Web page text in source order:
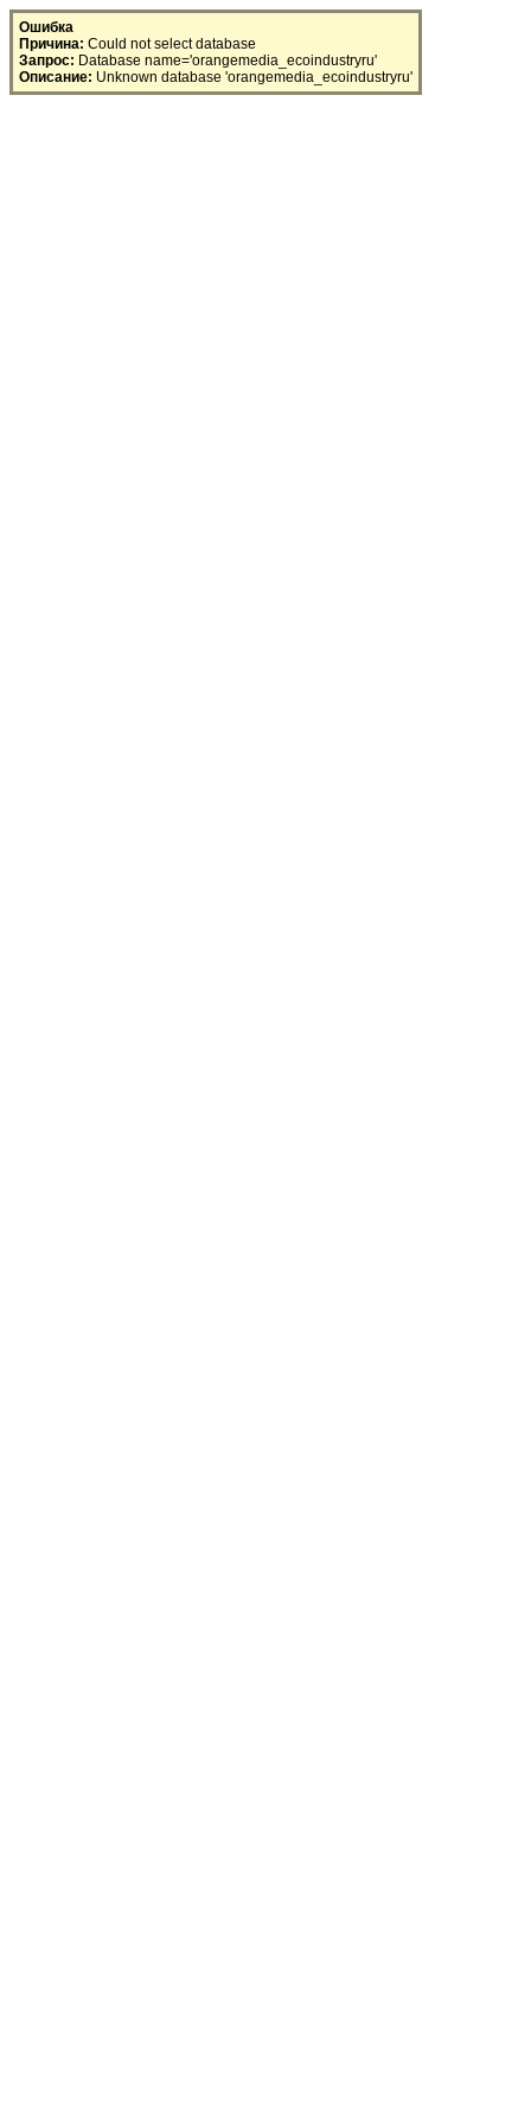
Ошибка
Причина: Could not select database
Запрос: Database name='orangemedia_ecoindustryru'
Описание: Unknown database 'orangemedia_ecoindustryru'
SQL Error